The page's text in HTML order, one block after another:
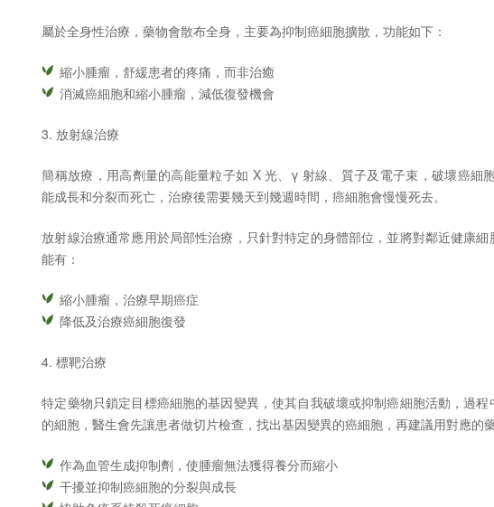
屬於全身性治療，藥物會散布全身，主要為抑制癌細胞擴散，功能如下：
縮小腫瘤，舒緩患者的疼痛，而非治癒
消滅癌細胞和縮小腫瘤，減低復發機會
3. 放射線治療
簡稱放療，用高劑量的高能量粒子如 X 光、 γ 射線、質子及電子束，破壞癌細
能成長和分裂而死亡，治療後需要幾天到幾週時間，癌細胞會慢慢死去。
放射線治療通常應用於局部性治療，只針對特定的身體部位，並將對鄰近健康
能有：
縮小腫瘤，治療早期癌症
降低及治療癌細胞復發
4.標靶治療
特定藥物只鎖定目標癌細胞的基因變異，使其自我破壞或抑制癌細胞活動，過程
的細胞，醫生會先讓患者做切片檢查，找出基因變異的癌細胞，再建議用對應的
作為血管生成抑制劑，使腫瘤無法獲得養分而縮小
干擾並抑制癌細胞的分裂與成長